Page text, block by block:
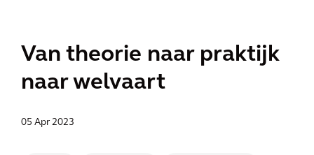
Van theorie naar praktijk
naar welvaart
05 Apr 2023